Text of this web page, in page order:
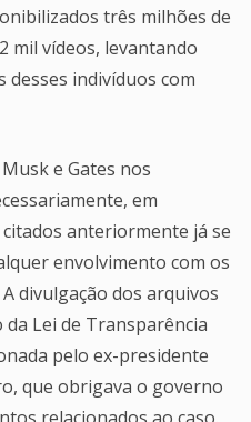
três milhões de
mil vídeos, levantando
desses indivíduos com
e Gates nos
em
anteriormente já se
envolvimento com os
divulgação dos arquivos
Lei de Transparência
pelo ex-presidente
que obrigava o governo